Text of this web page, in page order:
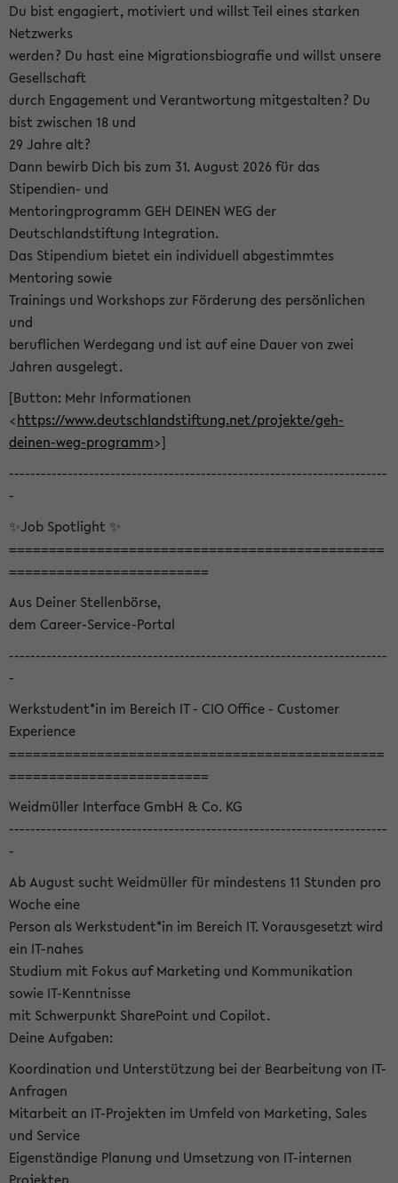
Du bist engagiert, motiviert und willst Teil eines starken
Netzwerks
werden? Du hast eine Migrationsbiografie und willst unsere
Gesellschaft
durch Engagement und Verantwortung mitgestalten? Du
bist zwischen 18 und
29 Jahre alt?
Dann bewirb Dich bis zum 31. August 2026 für das
Stipendien- und
Mentoringprogramm GEH DEINEN WEG der
Deutschlandstiftung Integration.
Das Stipendium bietet ein individuell abgestimmtes
Mentoring sowie
Trainings und Workshops zur Förderung des persönlichen
und
beruflichen Werdegang und ist auf eine Dauer von zwei
Jahren ausgelegt.
[Button: Mehr Informationen
<https://www.deutschlandstiftung.net/projekte/geh-
deinen-weg-programm>]
-----------------------------------------------------------------------
-
✨Job Spotlight ✨
===============================================
=========================
Aus Deiner Stellenbörse,
dem Career-Service-Portal
-----------------------------------------------------------------------
-
Werkstudent*in im Bereich IT - CIO Office - Customer
Experience
===============================================
=========================
Weidmüller Interface GmbH & Co. KG
-----------------------------------------------------------------------
-
Ab August sucht Weidmüller für mindestens 11 Stunden pro
Woche eine
Person als Werkstudent*in im Bereich IT. Vorausgesetzt wird
ein IT-nahes
Studium mit Fokus auf Marketing und Kommunikation
sowie IT-Kenntnisse
mit Schwerpunkt SharePoint und Copilot.
Deine Aufgaben:
Koordination und Unterstützung bei der Bearbeitung von IT-
Anfragen
Mitarbeit an IT-Projekten im Umfeld von Marketing, Sales
und Service
Eigenständige Planung und Umsetzung von IT-internen